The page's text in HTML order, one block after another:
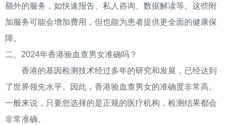
额外的服务，如快速报告、私人咨询、数据解读等。这些附
加服务可能会增加费用，但也能为患者提供更全面的健康保
障。
二、2024年香港验血查男女准确吗？
香港的基因检测技术经过多年的研究和发展，已经达到
了世界领先水平。因此，香港验血查男女的准确度非常高。
一般来说，只要您选择的是正规的医疗机构，检测结果都会
非常准确。